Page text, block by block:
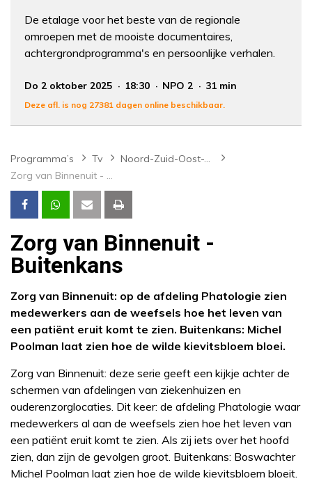
De etalage voor het beste van de regionale
omroepen met de mooiste documentaires,
achtergrondprogramma's en persoonlijke verhalen.
Do 2 oktober 2025 18:30 NPO 2 31 min
Deze afl. is nog 27381 dagen online beschikbaar.
Programma’s Tv
Noord-Zuid-Oost-West
Zorg van Binnenuit - Buitenkans
Zorg van Binnenuit -
Buitenkans
Zorg van Binnenuit: op de afdeling Phatologie zien
medewerkers aan de weefsels hoe het leven van
een patiënt eruit komt te zien. Buitenkans: Michel
Poolman laat zien hoe de wilde kievitsbloem bloei.
Zorg van Binnenuit: deze serie geeft een kijkje achter de
schermen van afdelingen van ziekenhuizen en
ouderenzorglocaties. Dit keer: de afdeling Phatologie waar
medewerkers al aan de weefsels zien hoe het leven van
een patiënt eruit komt te zien. Als zij iets over het hoofd
zien, dan zijn de gevolgen groot. Buitenkans: Boswachter
Michel Poolman laat zien hoe de wilde kievitsbloem bloeit.